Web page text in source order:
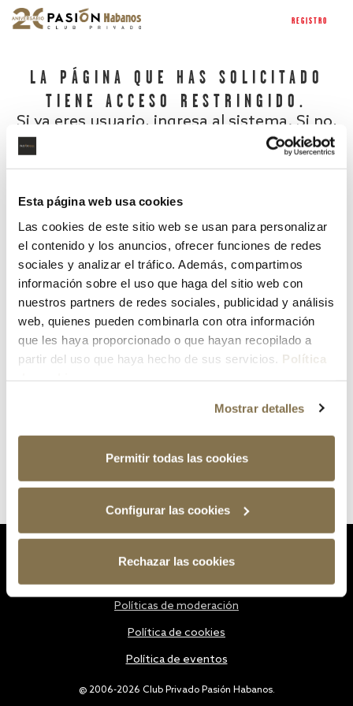
Esta página web usa cookies
Las cookies de este sitio web se usan para personalizar
el contenido y los anuncios, ofrecer funciones de redes
sociales y analizar el tráfico. Además, compartimos
información sobre el uso que haga del sitio web con
nuestros partners de redes sociales, publicidad y análisis
web, quienes pueden combinarla con otra información
que les haya proporcionado o que hayan recopilado a
partir del uso que haya hecho de sus servicios. Política
Mostrar detalles
Permitir todas las cookies
Configurar las cookies
Rechazar las cookies
REGISTRO
LA PÁGINA QUE HAS SOLICITADO
TIENE ACCESO RESTRINGIDO.
Si ya eres usuario, ingresa al sistema. Si no,
¿Has olvidado tu contraseña?
@ 2006-2026 Club Privado Pasión Habanos.
Políticas de moderación
Política de cookies
Política de eventos